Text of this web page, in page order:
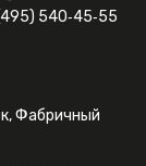
540‑45‑55
Фабричный